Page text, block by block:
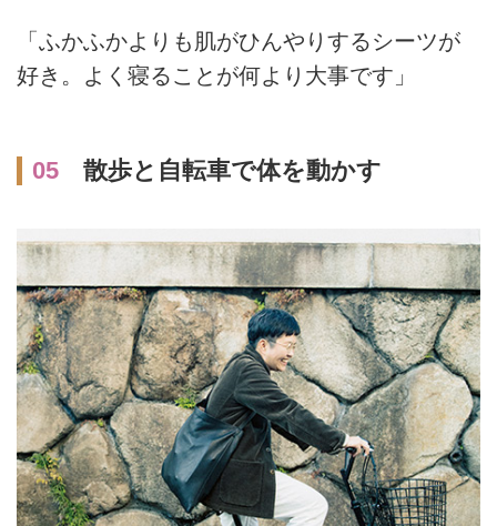
「ふかふかよりも肌がひんやりするシーツが
好き。よく寝ることが何より大事です」
05散歩と自転車で体を動かす